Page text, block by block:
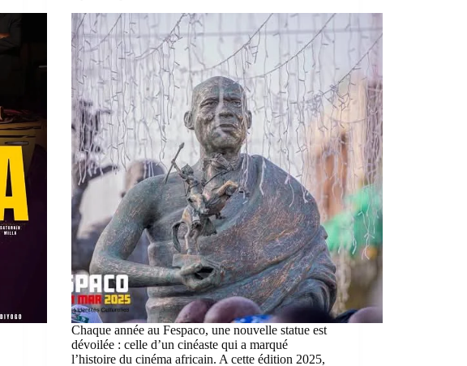
Chaque année au Fespaco, une nouvelle statue est
dévoilée : celle d’un cinéaste qui a marqué
l’histoire du cinéma africain. A cette édition 2025,